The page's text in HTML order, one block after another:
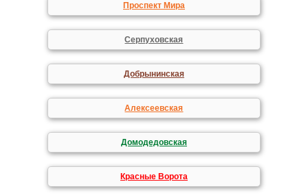
Проспект Мира
Серпуховская
Добрынинская
Алексеевская
Домодедовская
Красные Ворота